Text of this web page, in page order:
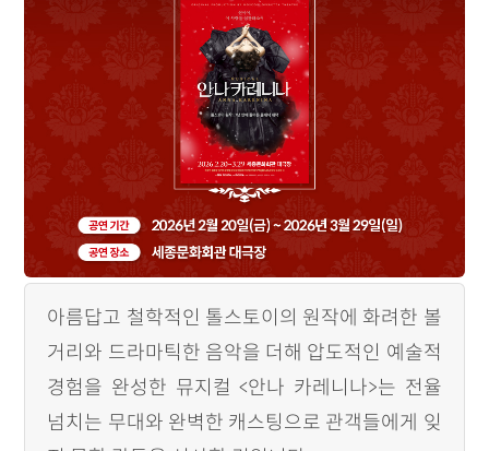
아름답고 철학적인 톨스토이의 원작에 화려한 볼
거리와 드라마틱한 음악을 더해 압도적인 예술적
경험을 완성한 뮤지컬 <안나 카레니나>는 전율
넘치는 무대와 완벽한 캐스팅으로 관객들에게 잊